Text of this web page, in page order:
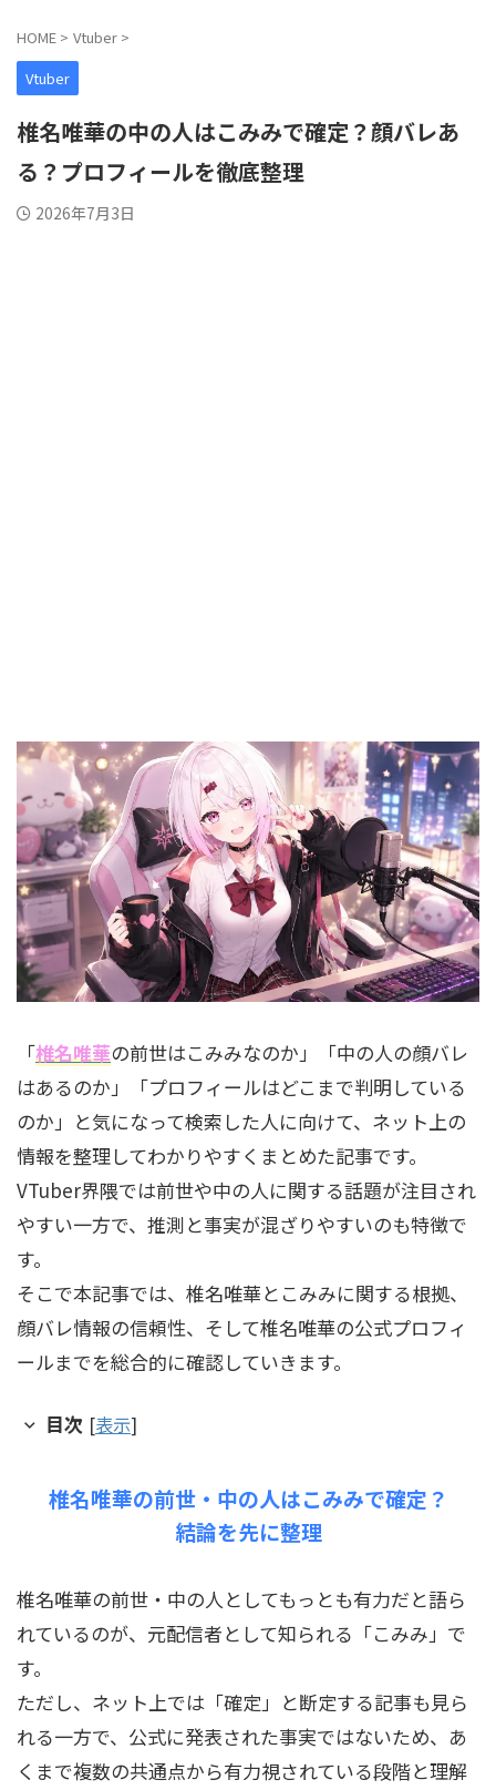
HOME > Vtuber >
Vtuber
椎名唯華の中の人はこみみで確定？顔バレあ
る？プロフィールを徹底整理
2026年7月3日
「椎名唯華の前世はこみみなのか」「中の人の顔バレ
はあるのか」「プロフィールはどこまで判明している
のか」と気になって検索した人に向けて、ネット上の
情報を整理してわかりやすくまとめた記事です。
VTuber界隈では前世や中の人に関する話題が注目され
やすい一方で、推測と事実が混ざりやすいのも特徴で
す。
そこで本記事では、椎名唯華とこみみに関する根拠、
顔バレ情報の信頼性、そして椎名唯華の公式プロフィ
ールまでを総合的に確認していきます。
目次 [表示]
椎名唯華の前世・中の人はこみみで確定？
結論を先に整理
椎名唯華の前世・中の人としてもっとも有力だと語ら
れているのが、元配信者として知られる「こみみ」で
す。
ただし、ネット上では「確定」と断定する記事も見ら
れる一方で、公式に発表された事実ではないため、あ
くまで複数の共通点から有力視されている段階と理解